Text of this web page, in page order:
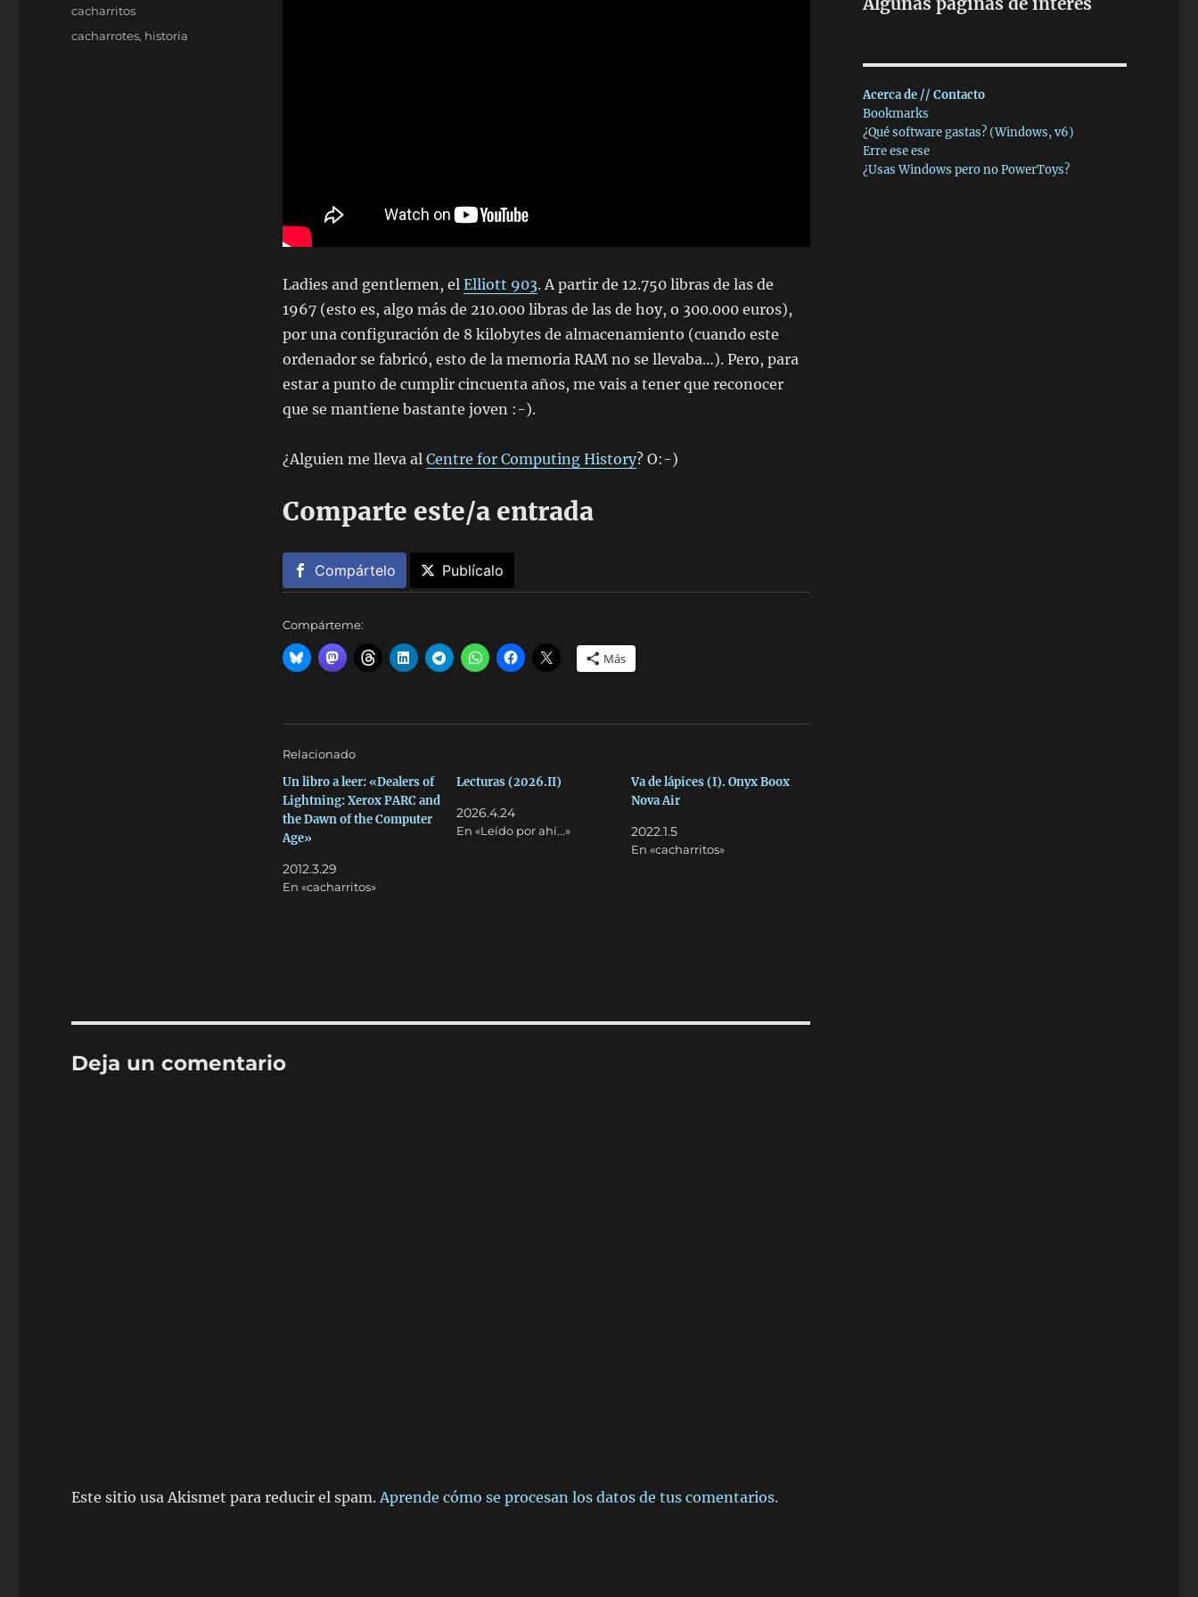
Ladies and gentlemen, el Elliott 903. A partir de 12.750 libras de las de
1967 (esto es, algo más de 210.000 libras de las de hoy, o 300.000 euros),
por una configuración de 8 kilobytes de almacenamiento (cuando este
ordenador se fabricó, esto de la memoria RAM no se llevaba…). Pero, para
estar a punto de cumplir cincuenta años, me vais a tener que reconocer
que se mantiene bastante joven :-).
¿Alguien me lleva al Centre for Computing History? O:-)
Comparte este/a entrada
Compártelo Publícalo
Compárteme:
Más
Relacionado
Un libro a leer: «Dealers of
Lightning: Xerox PARC and
the Dawn of the Computer
Age»
2012.3.29
En «cacharritos»
Lecturas (2026.II)
2026.4.24
En «Leído por ahí...»
Va de lápices (I). Onyx Boox
Nova Air
2022.1.5
En «cacharritos»
Categorías
cacharritos
Etiquetas
cacharrotes, historia
Deja un comentario
Este sitio usa Akismet para reducir el spam.Aprende cómo se procesan los datos de tus comentarios.
Acerca de // Contacto
Bookmarks
¿Qué software gastas? (Windows, v6)
Erre ese ese
¿Usas Windows pero no PowerToys?